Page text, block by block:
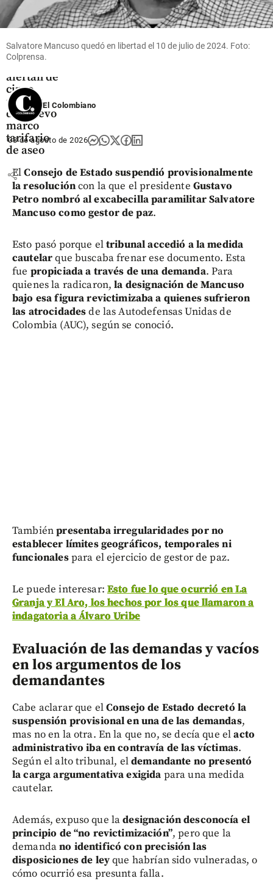
Economía
Empresas
de
servicios
públicos
alertan de
cinco
riesgos
del nuevo
marco
tarifario
de aseo
share
Salvatore Mancuso quedó en libertad el 10 de julio de 2024. Foto:
Colprensa.
El Colombiano
03 de agosto de 2026
ElConsejo de Estado suspendió provisionalmente
la resolucióncon la que el presidente Gustavo
Petro nombró al excabecilla paramilitar Salvatore
Mancuso como gestor de paz.
Esto pasó porque eltribunal accedió a la medida
cautelarque buscaba frenar ese documento. Esta
fue propiciada a través de una demanda. Para
quienes la radicaron,la designación de Mancuso
bajo esa figura revictimizaba a quienes sufrieron
las atrocidadesde las Autodefensas Unidas de
Colombia (AUC), según se conoció.
Tambiénpresentaba irregularidades por no
establecer límites geográficos, temporales ni
funcionalespara el ejercicio de gestor de paz.
Le puede interesar: Esto fue lo que ocurrió en La
Granja y El Aro, los hechos por los que llamaron a
indagatoria a Álvaro Uribe
Evaluación de las demandas y vacíos
en los argumentos de los
demandantes
Cabe aclarar que elConsejo de Estado decretó la
suspensión provisional en una de las demandas,
mas no en la otra. En la que no, se decía que elacto
administrativo iba en contravía de las víctimas.
Según el alto tribunal, eldemandante no presentó
la carga argumentativa exigida para una medida
cautelar.
Además, expuso que ladesignación desconocía el
principio de “no revictimización”, pero que la
demandano identificó con precisión las
disposiciones de leyque habrían sido vulneradas, o
cómo ocurrió esa presunta falla.